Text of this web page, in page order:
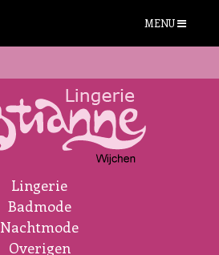
MENU
Lingerie
Badmode
Nachtmode
Overigen